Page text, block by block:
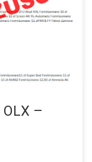
Już jakiś […]
–